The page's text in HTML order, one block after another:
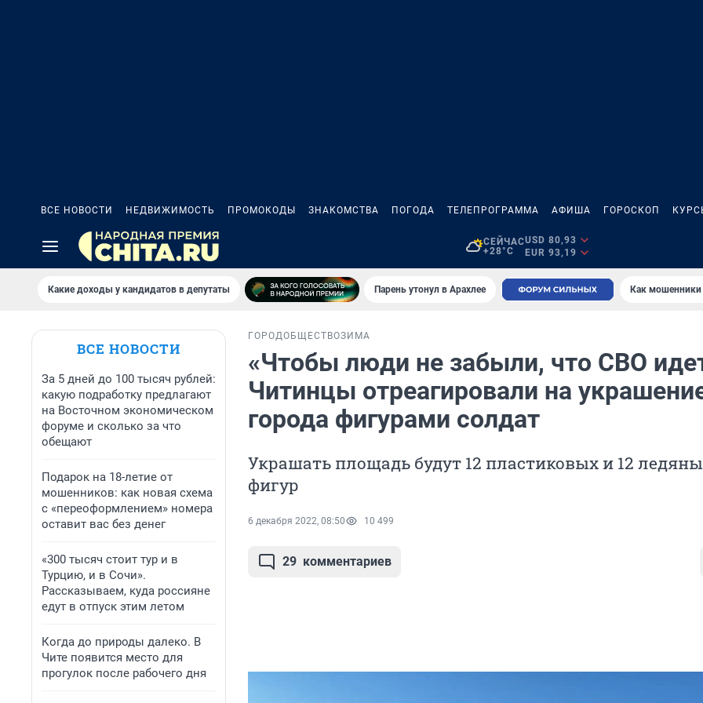
ВСЕ НОВОСТИ НЕДВИЖИМОСТЬ ПРОМОКОДЫ ЗНАКОМСТВА ПОГОДА ТЕЛЕПРОГРАММА АФИША ГОРОСКОП
СЕЙЧАС
+28°C
USD 80,93
EUR 93,19
Какие доходы у кандидатов в депутаты Парень утонул в Арахлее Как
ВСЕ НОВОСТИ
За 5 дней до 100 тысяч рублей:
какую подработку предлагают
на Восточном экономическом
форуме и сколько за что
обещают
Подарок на 18-летие от
мошенников: как новая схема
с «переоформлением» номера
оставит вас без денег
«300 тысяч стоит тур и в
Турцию, и в Сочи».
Рассказываем, куда россияне
едут в отпуск этим летом
Когда до природы далеко. В
Чите появится место для
прогулок после рабочего дня
ГОРОДОБЩЕСТВОЗИМА
«Чтобы люди не забыли, что СВО
Читинцы отреагировали на
города фигурами солдат
Украшать площадь будут 12 пластиковых и 12
фигур
6 декабря 2022, 08:50 10 499
29 комментариев